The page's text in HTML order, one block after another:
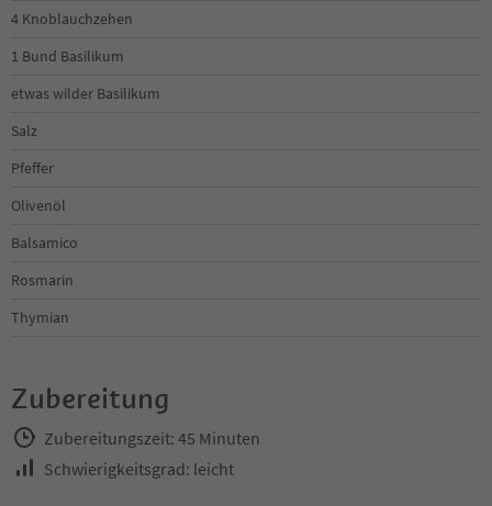
4 Knoblauchzehen
1 Bund Basilikum
etwas wilder Basilikum
Salz
Pfeffer
Olivenöl
Balsamico
Rosmarin
Thymian
Zubereitung
Zubereitungszeit: 45 Minuten
Schwierigkeitsgrad: leicht